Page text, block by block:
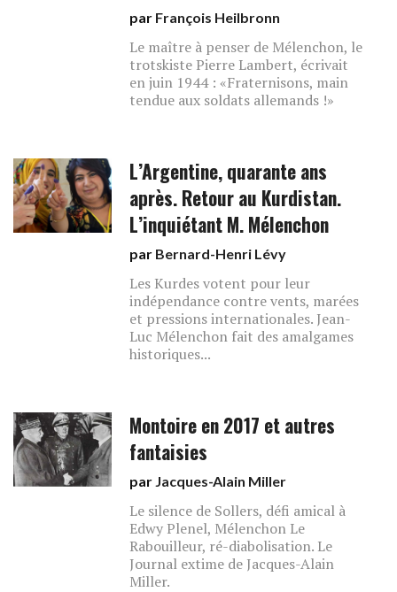
par François Heilbronn
Le maître à penser de Mélenchon, le
trotskiste Pierre Lambert, écrivait
en juin 1944 : «Fraternisons, main
tendue aux soldats allemands !»
L’Argentine, quarante ans
après. Retour au Kurdistan.
L’inquiétant M. Mélenchon
par Bernard-Henri Lévy
Les Kurdes votent pour leur
indépendance contre vents, marées
et pressions internationales. Jean-
Luc Mélenchon fait des amalgames
historiques...
Montoire en 2017 et autres
fantaisies
par Jacques-Alain Miller
Le silence de Sollers, défi amical à
Edwy Plenel, Mélenchon Le
Rabouilleur, ré-diabolisation. Le
Journal extime de Jacques-Alain
Miller.